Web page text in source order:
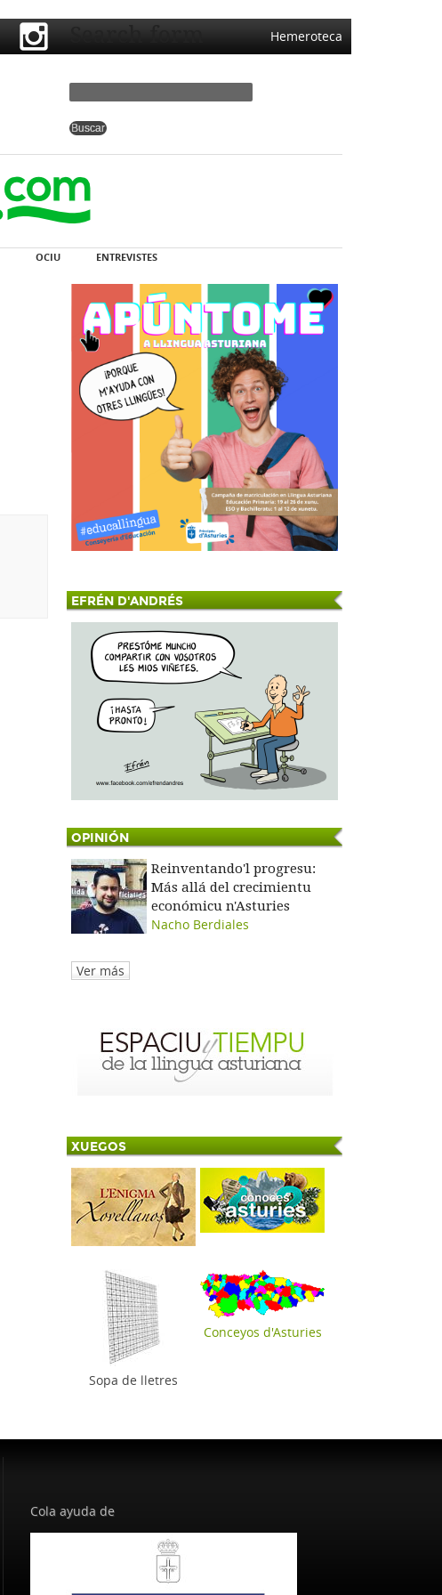
Hemeroteca
Search form
OCIU ENTREVISTES
EFRÉN D'ANDRÉS
OPINIÓN
Reinventando'l progresu:
Más allá del crecimientu
económicu n'Asturies
Nacho Berdiales
Ver más
XUEGOS
Sopa de lletres
Conceyos d'Asturies
Cola ayuda de